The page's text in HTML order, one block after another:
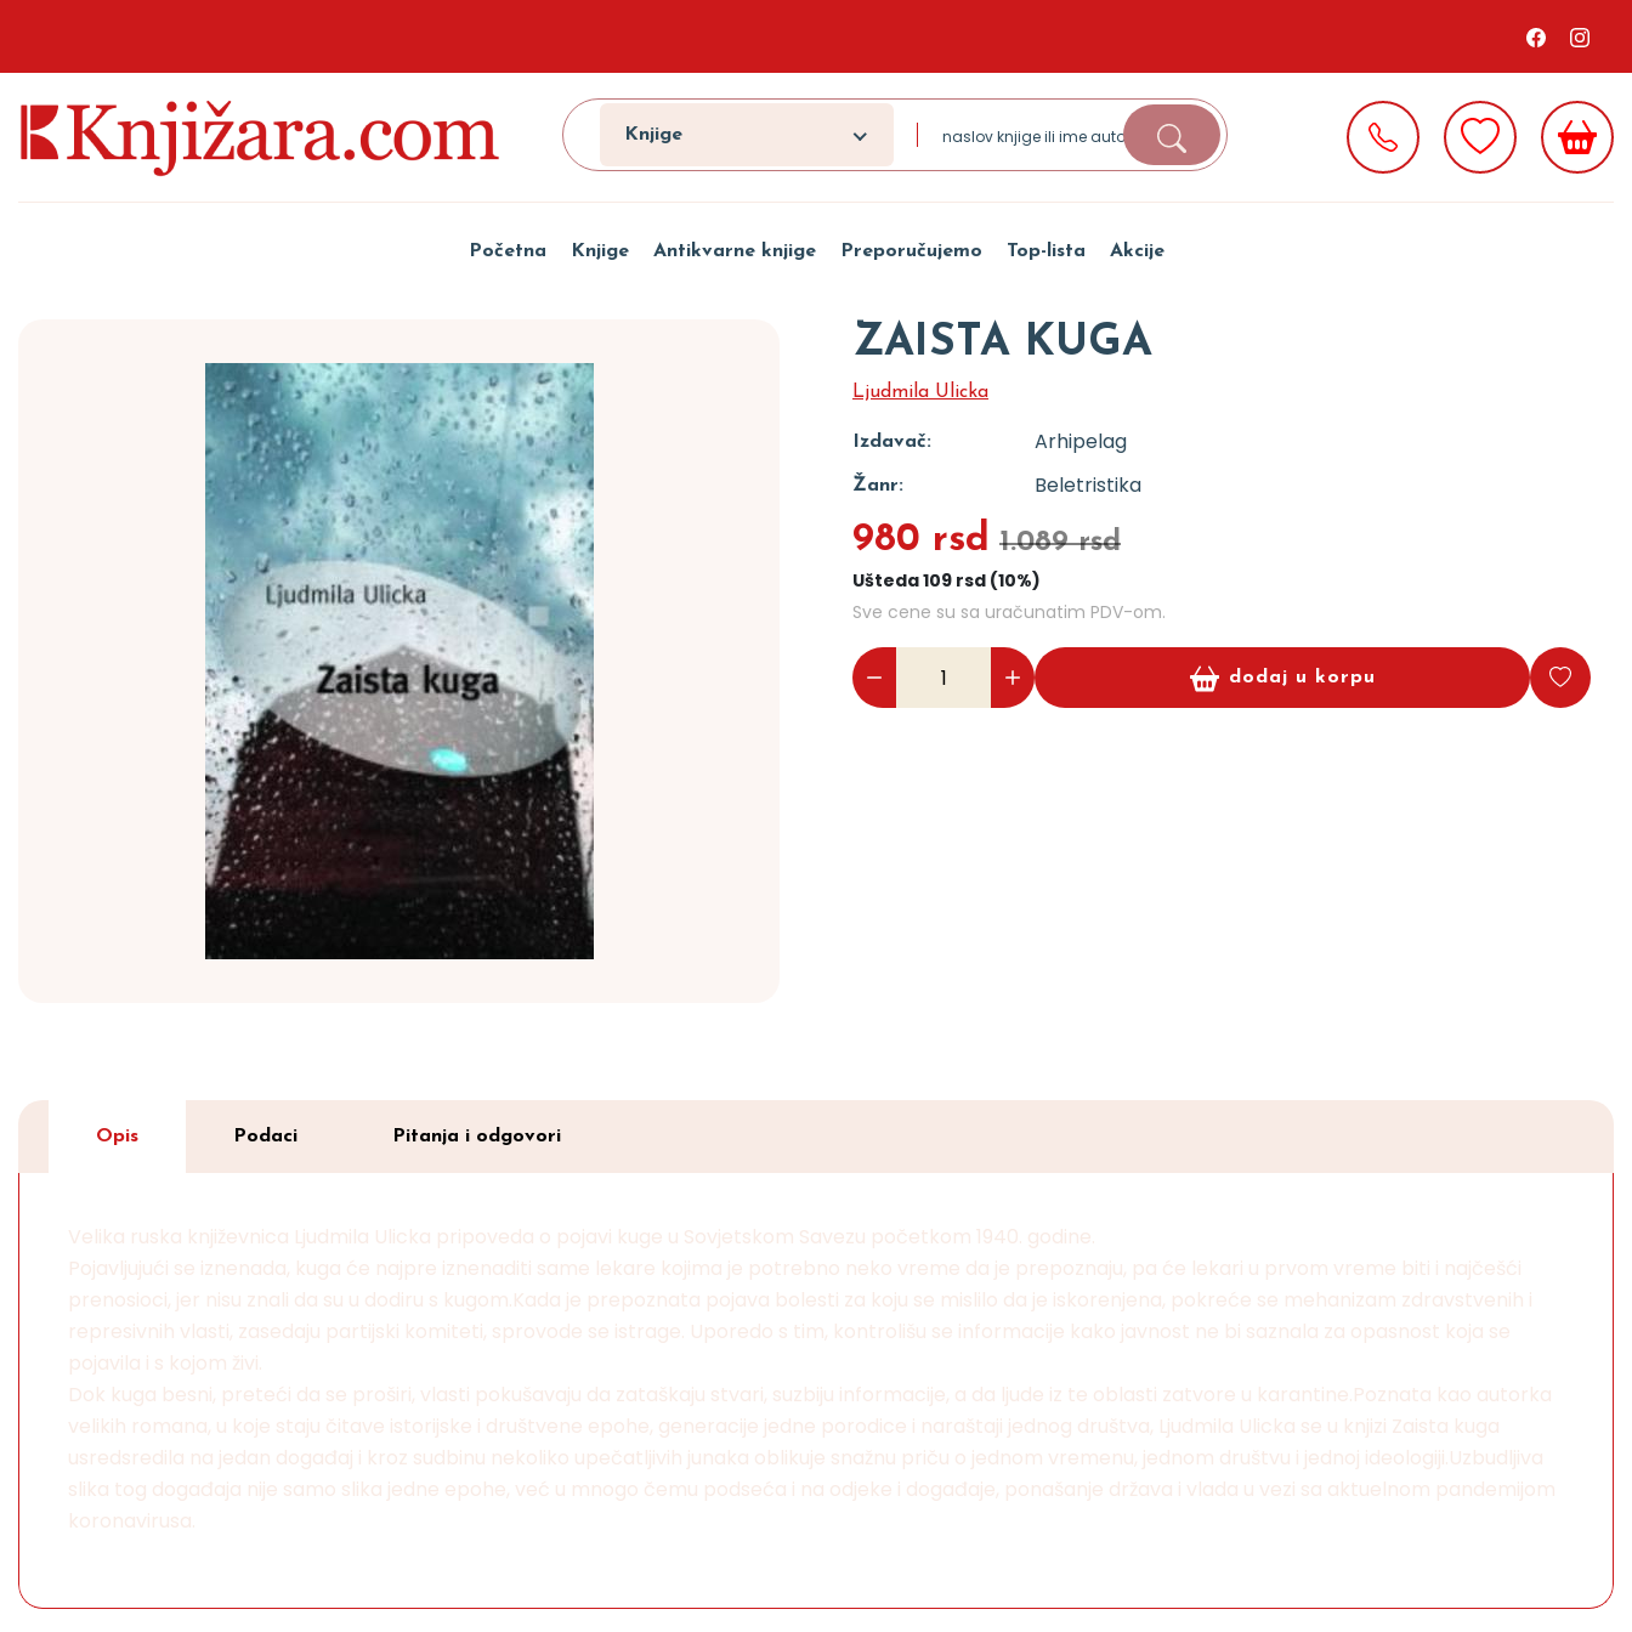
Knjige
Početna Knjige Antikvarne knjige Preporučujemo Top-lista Akcije
ZAISTA KUGA
Ljudmila Ulicka
Izdavač: Arhipelag
Žanr: Beletristika
980 rsd 1.089 rsd
Ušteda 109 rsd (10%)
Sve cene su sa uračunatim PDV-om.
dodaj u korpu
Opis Podaci Pitanja i odgovori
Velika ruska književnica Ljudmila Ulicka pripoveda o pojavi kuge u Sovjetskom Savezu početkom 1940. godine.
Pojavljujući se iznenada, kuga će najpre iznenaditi same lekare kojima je potrebno neko vreme da je prepoznaju, pa će lekari u prvom vreme biti i najčešći
prenosioci, jer nisu znali da su u dodiru s kugom.Kada je prepoznata pojava bolesti za koju se mislilo da je iskorenjena, pokreće se mehanizam zdravstvenih i
represivnih vlasti, zasedaju partijski komiteti, sprovode se istrage. Uporedo s tim, kontrolišu se informacije kako javnost ne bi saznala za opasnost koja se
pojavila i s kojom živi.
Dok kuga besni, preteći da se proširi, vlasti pokušavaju da zataškaju stvari, suzbiju informacije, a da ljude iz te oblasti zatvore u karantine.Poznata kao autorka
velikih romana, u koje staju čitave istorijske i društvene epohe, generacije jedne porodice i naraštaji jednog društva, Ljudmila Ulicka se u knjizi Zaista kuga
usredsredila na jedan događaj i kroz sudbinu nekoliko upečatljivih junaka oblikuje snažnu priču o jednom vremenu, jednom društvu i jednoj ideologiji.Uzbudljiva
slika tog događaja nije samo slika jedne epohe, već u mnogo čemu podseća i na odjeke i događaje, ponašanje država i vlada u vezi sa aktuelnom pandemijom
koronavirusa.